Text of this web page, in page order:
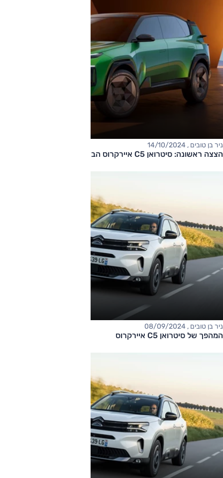
ניר בן טובים , 14/10/2024
הצצה ראשונה: סיטרואן C5 איירקרוס הבא
ניר בן טובים , 08/09/2024
המהפך של סיטרואן C5 איירקרוס